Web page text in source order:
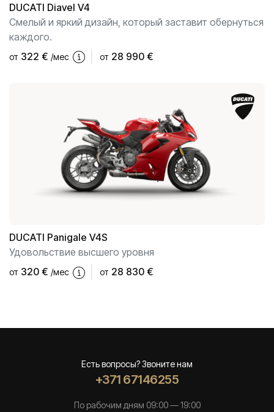
DUCATI Diavel V4
Смелый и яркий дизайн, который заставит обернуться
каждого.
от 322 € /мес от 28 990 €
DUCATI Panigale V4S
Удовольствие высшего уровня
от 320 € /мес от 28 830 €
Есть вопросы? Звоните нам
+371 67146255
По рабочим дням 09:00 — 19:00